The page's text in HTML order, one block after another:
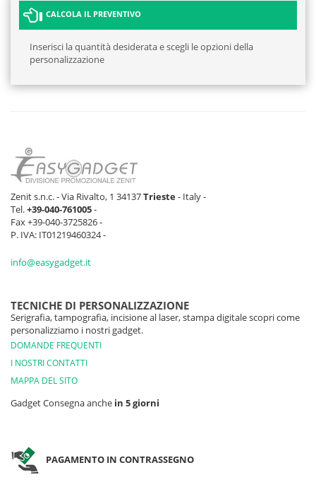
CALCOLA IL PREVENTIVO
Inserisci la quantità desiderata e scegli le opzioni della
personalizzazione
Zenit s.n.c. - Via Rivalto, 1 34137Trieste- Italy -
Tel.+39-040-761005-
Fax +39-040-3725826 -
P. IVA: IT01219460324 -
info@easygadget.it
TECNICHE DI PERSONALIZZAZIONE
Serigrafia, tampografia, incisione al laser, stampa digitale scopri come
personalizziamo i nostri gadget.
DOMANDE FREQUENTI
I NOSTRI CONTATTI
MAPPA DEL SITO
Gadget Consegna anche in 5 giorni
PAGAMENTO IN CONTRASSEGNO